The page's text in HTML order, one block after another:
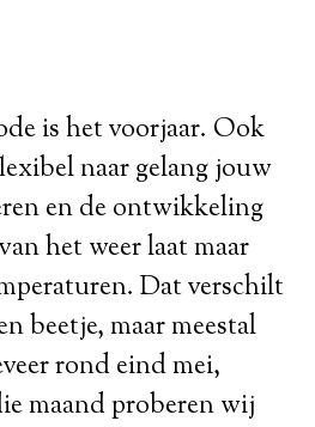
is het voorjaar. Ook
naar gelang jouw
en de ontwikkeling
het weer laat maar
Dat verschilt
beetje, maar meestal
rond eind mei,
maand proberen wij